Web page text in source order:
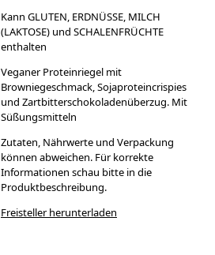
Kann GLUTEN, ERDNÜSSE, MILCH
(LAKTOSE) und SCHALENFRÜCHTE
enthalten
Veganer Proteinriegel mit
Browniegeschmack, Sojaproteincrispies
und Zartbitterschokoladenüberzug. Mit
Süßungsmitteln
Zutaten, Nährwerte und Verpackung
können abweichen. Für korrekte
Informationen schau bitte in die
Produktbeschreibung.
Freisteller herunterladen